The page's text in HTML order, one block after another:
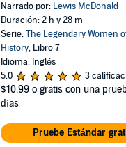
Narrado por: Lewis McDonald
Duración: 2 h y 28 m
Serie:The Legendary Women
History, Libro 7
Idioma: Inglés
5.0
3
$10.99 o gratis con una
días
Pruebe Estándar